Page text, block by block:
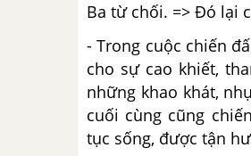
Ba từ chối. => Đó lại
- Trong cuộc chiến
cho sự cao khiết,
những khao khát,
cuối cùng cũng
tục sống, được tận